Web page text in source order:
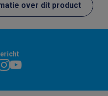
over dit product